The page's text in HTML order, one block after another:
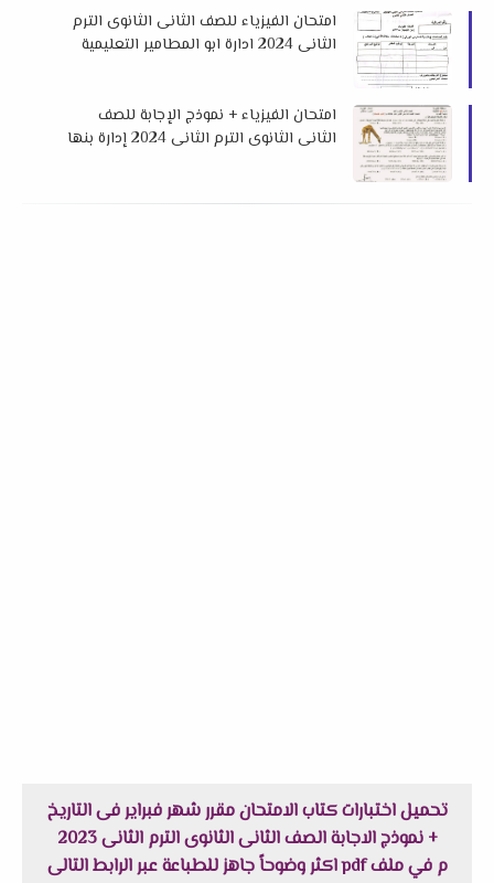
امتحان الفيزياء للصف الثانى الثانوى الترم
الثانى 2024 ادارة ابو المطامير التعليمية
امتحان الفيزياء + نموذج الإجابة للصف
الثانى الثانوى الترم الثانى 2024 إدارة بنها
تحميل اختبارات كتاب الامتحان مقرر شهر فبراير فى التاريخ
+ نموذج الاجابة الصف الثانى الثانوى الترم الثانى 2023
م في ملف pdf اكثر وضوحاً جاهز للطباعة عبر الرابط التالى